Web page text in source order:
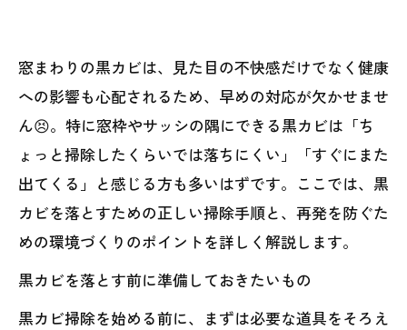
窓まわりの黒カビは、見た目の不快感だけでなく健康
への影響も心配されるため、早めの対応が欠かせませ
ん😣。特に窓枠やサッシの隅にできる黒カビは「ち
ょっと掃除したくらいでは落ちにくい」「すぐにまた
出てくる」と感じる方も多いはずです。ここでは、黒
カビを落とすための正しい掃除手順と、再発を防ぐた
めの環境づくりのポイントを詳しく解説します。
黒カビを落とす前に準備しておきたいもの
黒カビ掃除を始める前に、まずは必要な道具をそろえ